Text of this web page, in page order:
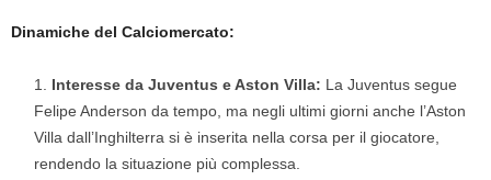
Dinamiche del Calciomercato:
Interesse da Juventus e Aston Villa: La Juventus segue
Felipe Anderson da tempo, ma negli ultimi giorni anche l’Aston
Villa dall’Inghilterra si è inserita nella corsa per il giocatore,
rendendo la situazione più complessa.